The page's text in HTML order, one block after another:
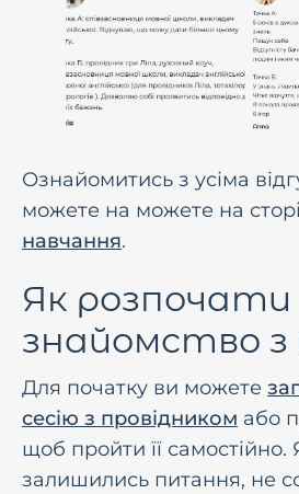
Ознайомитись з усіма
можете на можете на
навчання.
Як розпочати
знайомство з
Для початку ви можете
сесiю з провiдником або
щоб пройти її самостiйно.
залишились питання, не